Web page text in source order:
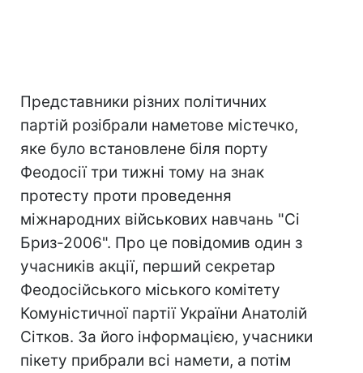
Представники різних політичних
партій розібрали наметове містечко,
яке було встановлене біля порту
Феодосії три тижні тому на знак
протесту проти проведення
міжнародних військових навчань "Сі
Бриз-2006". Про це повідомив один з
учасників акції, перший секретар
Феодосійського міського комітету
Комуністичної партії України Анатолій
Сітков. За його інформацією, учасники
пікету прибрали всі намети, а потім